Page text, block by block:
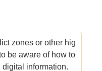
zones or other hig
be aware of how to
digital information.